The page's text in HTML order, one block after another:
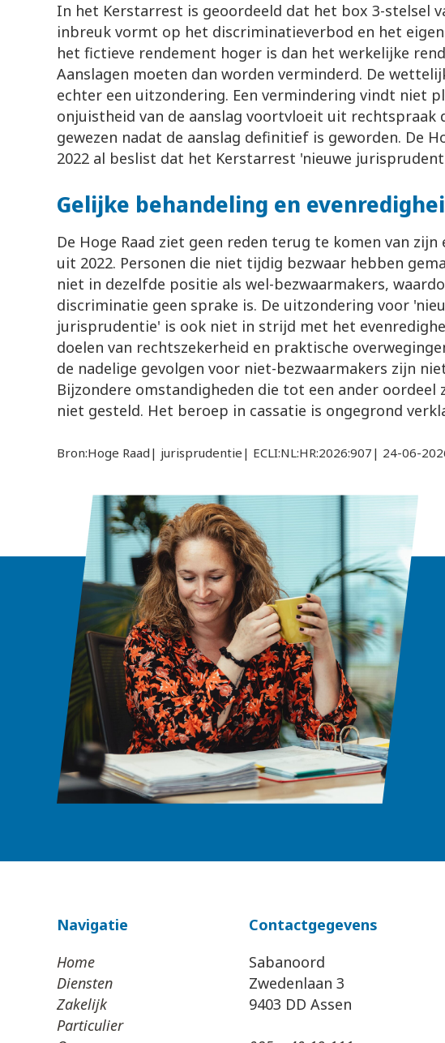
In het Kerstarrest is geoordeeld dat het box 3-stelsel
inbreuk vormt op het discriminatieverbod en het
het fictieve rendement hoger is dan het werkelijke
Aanslagen moeten dan worden verminderd. De
echter een uitzondering. Een vermindering vindt niet
onjuistheid van de aanslag voortvloeit uit rechtspraak
gewezen nadat de aanslag definitief is geworden. De
2022 al beslist dat het Kerstarrest 'nieuwe
Gelijke behandeling en
De Hoge Raad ziet geen reden terug te komen van zijn
uit 2022. Personen die niet tijdig bezwaar hebben
niet in dezelfde positie als wel-bezwaarmakers,
discriminatie geen sprake is. De uitzondering voor
jurisprudentie' is ook niet in strijd met het
doelen van rechtszekerheid en praktische
de nadelige gevolgen voor niet-bezwaarmakers zijn
Bijzondere omstandigheden die tot een ander oordeel
niet gesteld. Het beroep in cassatie is ongegrond
Bron:Hoge Raad| jurisprudentie| ECLI:NL:HR:2026:907| 24-06-
Navigatie
Home
Diensten
Zakelijk
Particulier
Contactgegevens
Sabanoord
Zwedenlaan 3
9403 DD Assen